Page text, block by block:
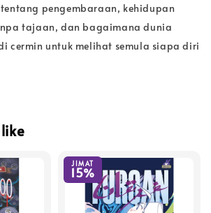
pengembaraan, kehidupan
tajaan, dan bagaimana dunia
cermin untuk melihat semula siapa diri
JIMAT
15%